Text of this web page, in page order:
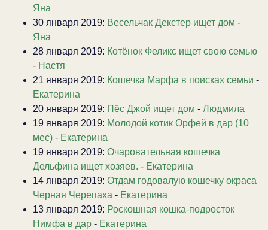
Яна
30 января 2019: Весельчак Декстер ищет дом -
Яна
28 января 2019: Котёнок Феликс ищет свою семью
- Настя
21 января 2019: Кошечка Марфа в поисках семьи -
Екатерина
20 января 2019: Пёс Джой ищет дом - Людмила
19 января 2019: Молодой котик Орфей в дар (10
мес) - Екатерина
19 января 2019: Очаровательная кошечка
Дельфина ищет хозяев. - Екатерина
14 января 2019: Отдам годовалую кошечку окраса
Черная Черепаха - Екатерина
13 января 2019: Роскошная кошка-подросток
Нимфа в дар - Екатерина